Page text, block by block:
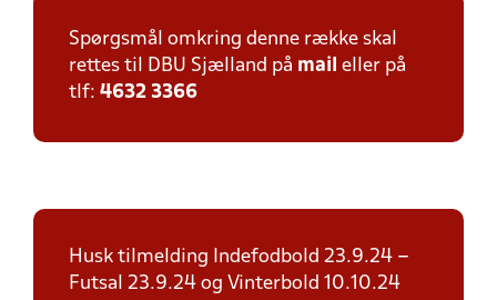
Spørgsmål omkring denne række skal
rettes til DBU Sjælland på mail eller på
tlf: 4632 3366
Husk tilmelding Indefodbold 23.9.24 –
Futsal 23.9.24 og Vinterbold 10.10.24